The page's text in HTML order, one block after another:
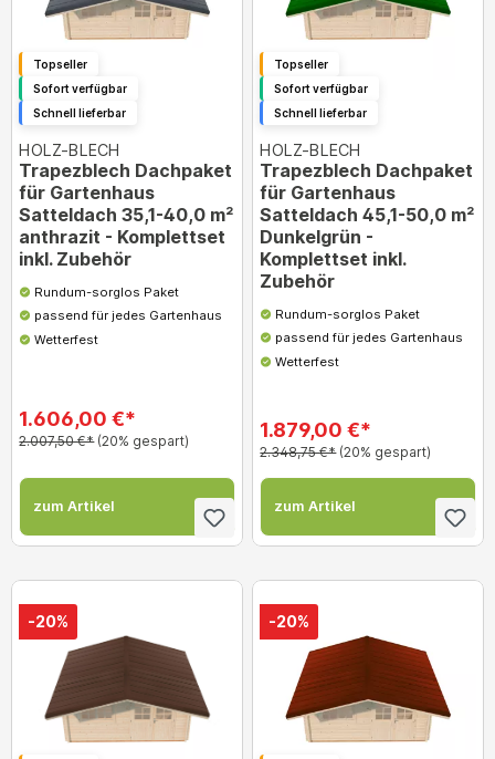
Topseller
Sofort verfügbar
Schnell lieferbar
HOLZ-BLECH
Trapezblech Dachpaket
für Gartenhaus
Satteldach 35,1-40,0 m²
anthrazit - Komplettset
inkl. Zubehör
Rundum-sorglos Paket
passend für jedes Gartenhaus
Wetterfest
1.606,00 €*
2.007,50 €* (20% gespart)
zum Artikel
Topseller
Sofort verfügbar
Schnell lieferbar
HOLZ-BLECH
Trapezblech Dachpaket
für Gartenhaus
Satteldach 45,1-50,0 m²
Dunkelgrün -
Komplettset inkl.
Zubehör
Rundum-sorglos Paket
passend für jedes Gartenhaus
Wetterfest
1.879,00 €*
2.348,75 €* (20% gespart)
zum Artikel
-20% -20%